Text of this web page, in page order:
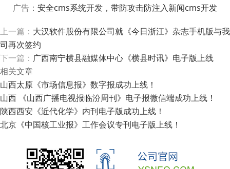
广告： 安全cms系统开发，带防攻击防注入新闻cms开发
上一篇： 大汉软件股份有限公司就《今日浙江》杂志手机版与我
司再次签约
下一篇： 广西南宁横县融媒体中心《横县时讯》电子版上线
相关文章
山西太原《市场信息报》数字报成功上线！
山西 《山西广播电视报临汾周刊》电子报微信端成功上线！
陕西西安《近代化学》内刊电子版成功上线！
北京《中国核工业报》工作会议专刊电子版上线！